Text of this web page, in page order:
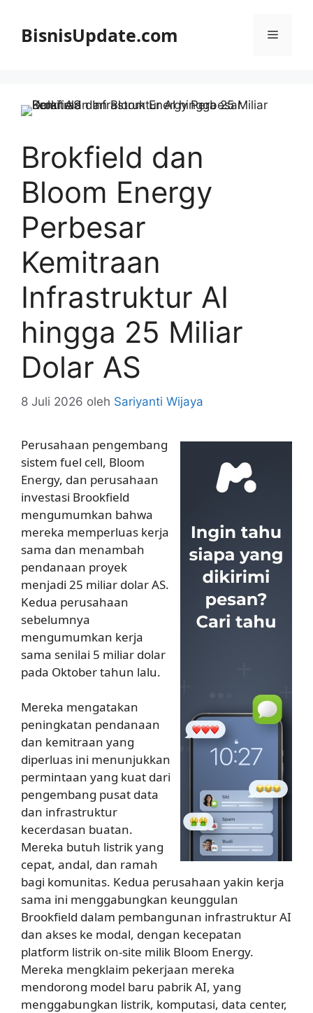
BisnisUpdate.com Menu
Brokfield dan
Bloom Energy
Perbesar
Kemitraan
Infrastruktur AI
hingga 25 Miliar
Dolar AS
8 Juli 2026 oleh Sariyanti Wijaya
Perusahaan pengembang
sistem fuel cell, Bloom
Energy, dan perusahaan
investasi Brookfield
mengumumkan bahwa
mereka memperluas kerja
sama dan menambah
pendanaan proyek
menjadi 25 miliar dolar AS.
Kedua perusahaan
sebelumnya
mengumumkan kerja
sama senilai 5 miliar dolar
pada Oktober tahun lalu.
Mereka mengatakan
peningkatan pendanaan
dan kemitraan yang
diperluas ini menunjukkan
permintaan yang kuat dari
pengembang pusat data
dan infrastruktur
kecerdasan buatan.
Mereka butuh listrik yang
cepat, andal, dan ramah
bagi komunitas. Kedua perusahaan yakin kerja
sama ini menggabungkan keunggulan
Brookfield dalam pembangunan infrastruktur AI
dan akses ke modal, dengan kecepatan
platform listrik on-site milik Bloom Energy.
Mereka mengklaim pekerjaan mereka
mendorong model baru pabrik AI, yang
menggabungkan listrik, komputasi, data center,